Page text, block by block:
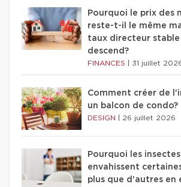
Pourquoi le prix des
reste-t-il le même
taux directeur stable
descend?
FINANCES 31 juillet
Comment créer de
un balcon de condo?
DESIGN 26 juillet 2026
Pourquoi les insectes
envahissent
plus que d'autres en